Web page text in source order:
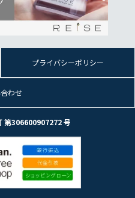
プライバシーポリシー
わせ
第306600907272 号